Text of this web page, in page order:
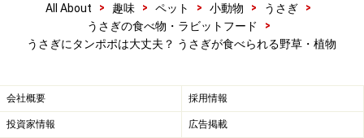
注意してください!!
All About > 趣味 > ペット > 小動物 > うさぎ
>
うさぎの食べ物・ラビットフード
>
うさぎにタンポポは大丈夫？ うさぎが食べられる野草・植物
会社概要 採用情報
投資家情報 広告掲載